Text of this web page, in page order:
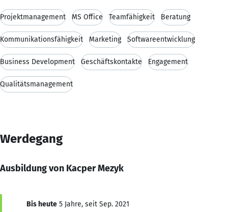
Projektmanagement MS Office Teamfähigkeit Beratung
Kommunikationsfähigkeit Marketing Softwareentwicklung
Business Development Geschäftskontakte Engagement
Qualitätsmanagement
Werdegang
Ausbildung von Kacper Mezyk
Bis heute 5 Jahre, seit Sep. 2021